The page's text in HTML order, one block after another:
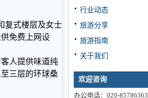
复式楼层及女士
免费上网设
人提供味道纯
三层的环球桑
行业动态
旅游分享
旅游指南
关于我们
欢迎咨询
办公电话：020-